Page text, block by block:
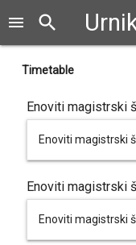
menu search
Timetable
Enoviti magistrski
Enoviti magistrski
Enoviti magistrski
Enoviti magistrski